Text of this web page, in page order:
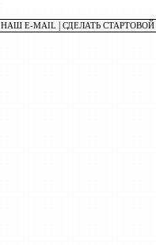
НАШ E-MAIL СДЕЛАТЬ СТАРТОВОЙ